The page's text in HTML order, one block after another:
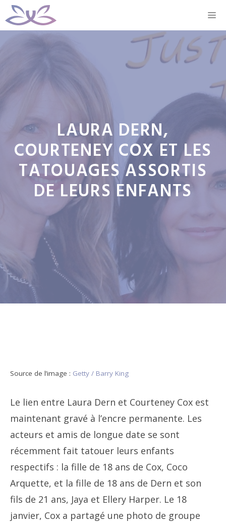
Aller
au
LAURA DERN,
COURTENEY COX ET LES
TATOUAGES ​​ASSORTIS
DE LEURS ENFANTS
Source de l’image : Getty / Barry King
Le lien entre Laura Dern et Courteney Cox est
maintenant gravé à l’encre permanente. Les
acteurs et amis de longue date se sont
récemment fait tatouer leurs enfants
respectifs : la fille de 18 ans de Cox, Coco
Arquette, et la fille de 18 ans de Dern et son
fils de 21 ans, Jaya et Ellery Harper. Le 18
janvier, Cox a partagé une photo de groupe